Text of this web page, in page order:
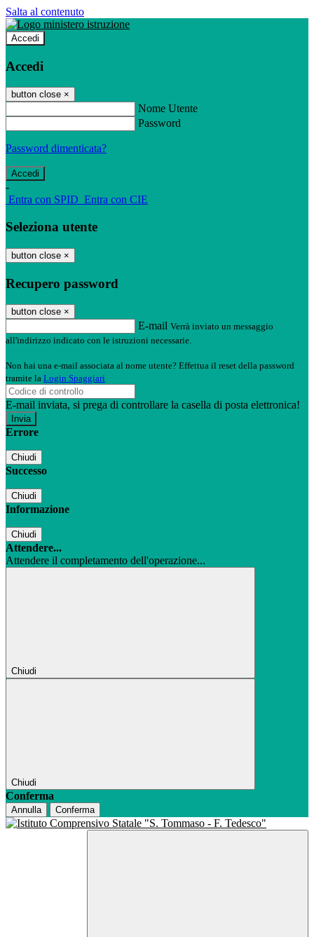
Salta al contenuto
Accedi
Accedi
button close ×
Nome Utente
Password
Password dimenticata?
-
Entra con SPID Entra con CIE
Seleziona utente
button close ×
Recupero password
button close ×
E-mail Verrà inviato un messaggio
all'indirizzo indicato con le istruzioni necessarie.
Non hai una e-mail associata al nome utente? Effettua il reset della password
tramite la Login Spaggiari
E-mail inviata, si prega di controllare la casella di posta elettronica!
Errore
Chiudi
Successo
Chiudi
Informazione
Chiudi
Attendere...
Attendere il completamento dell'operazione...
Chiudi
Chiudi
Conferma
Annulla Conferma